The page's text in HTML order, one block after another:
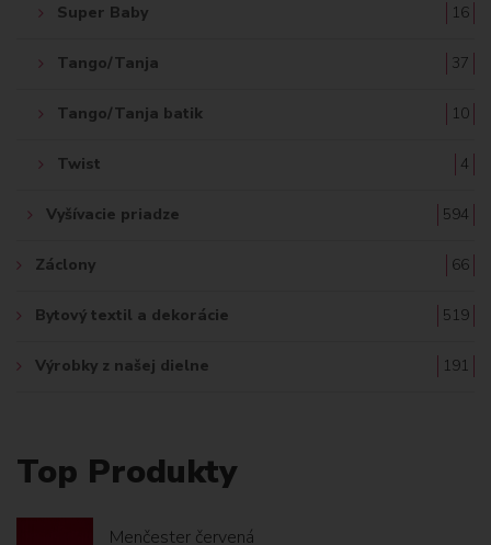
Super Baby 16
Tango/Tanja 37
Tango/Tanja batik 10
Twist 4
Vyšívacie priadze 594
Záclony 66
Bytový textil a dekorácie 519
Výrobky z našej dielne 191
Top Produkty
Menčester červená